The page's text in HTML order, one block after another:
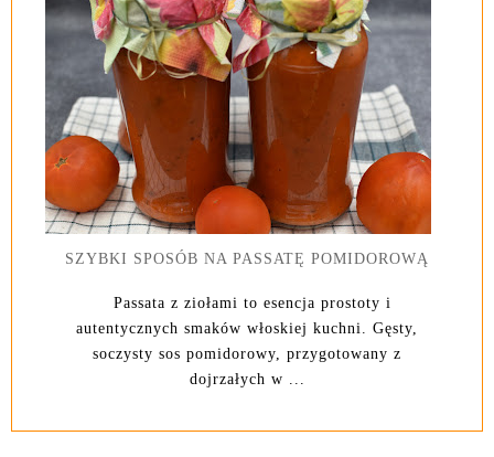
SZYBKI SPOSÓB NA PASSATĘ POMIDOROWĄ
Passata z ziołami to esencja prostoty i
autentycznych smaków włoskiej kuchni. Gęsty,
soczysty sos pomidorowy, przygotowany z
dojrzałych w ...